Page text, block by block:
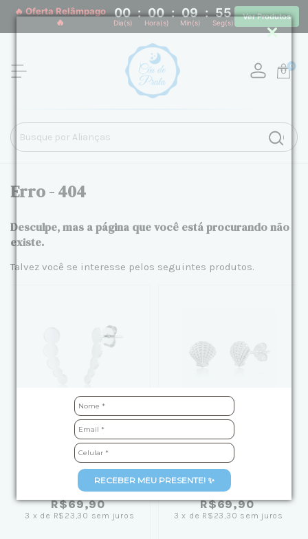
RECEBER MEU PRESENTE! ✨
🔥 Oferta Relâmpago
🔥
00 : 00 : 09 : 54
Dia(s) Hora(s) Min(s) Seg(s)
Ver Produtos
0
Erro - 404
Desculpe, mas a página que você está procurando não
existe.
Talvez você se interesse pelos seguintes produtos.
Brinco de Prata
Círculos Crescentes
R$69,90
3 x de R$23,30 sem juros
Brinco de Prata Concha
Texturizada
R$69,90
3 x de R$23,30 sem juros